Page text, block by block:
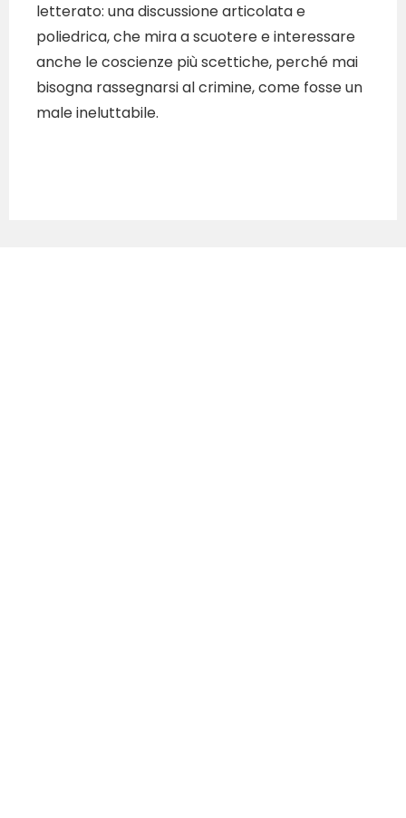
letterato: una discussione articolata e
poliedrica, che mira a scuotere e interessare
anche le coscienze più scettiche, perché mai
bisogna rassegnarsi al crimine, come fosse un
male ineluttabile.